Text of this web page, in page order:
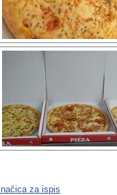
Inačica za ispis